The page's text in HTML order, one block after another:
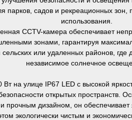
парков, садов и рекреационных зон,
использования.
CCTV-камера обеспечивает
зонами, гарантируя
или удаленных районов, где
независимое солнечное
на улице IP67 LED с высокой
открытых пространств.
прочным дизайном, он
экологически чистым и